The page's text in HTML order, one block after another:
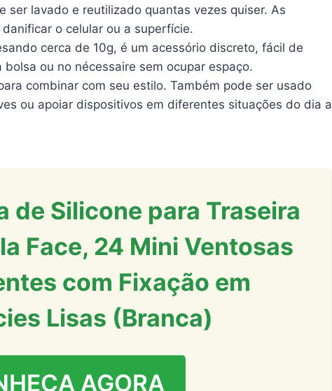
ser lavado e reutilizado quantas vezes quiser. As
o celular ou a superfície.
cerca de 10g, é um acessório discreto, fácil de
ou no nécessaire sem ocupar espaço.
combinar com seu estilo. Também pode ser usado
ou apoiar dispositivos em diferentes situações do dia a
de Silicone para Traseira
Face, 24 Mini Ventosas
com Fixação em
Lisas (Branca)
AGORA